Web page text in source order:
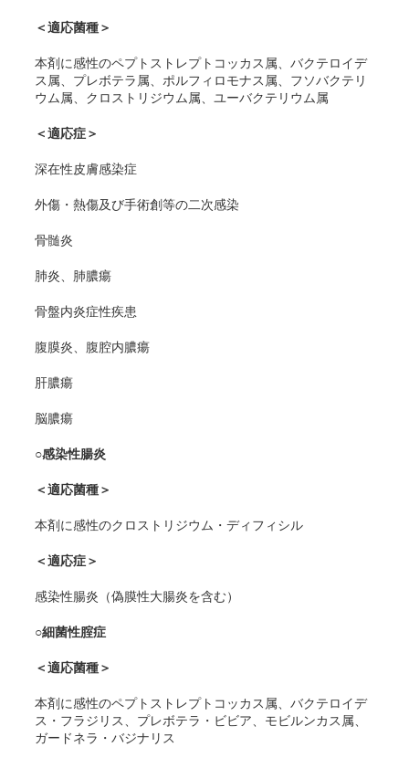
＜適応菌種＞
本剤に感性のペプトストレプトコッカス属、バクテロイデ
ス属、プレボテラ属、ポルフィロモナス属、フソバクテリ
ウム属、クロストリジウム属、ユーバクテリウム属
＜適応症＞
深在性皮膚感染症
外傷・熱傷及び手術創等の二次感染
骨髄炎
肺炎、肺膿瘍
骨盤内炎症性疾患
腹膜炎、腹腔内膿瘍
肝膿瘍
脳膿瘍
○感染性腸炎
＜適応菌種＞
本剤に感性のクロストリジウム・ディフィシル
＜適応症＞
感染性腸炎（偽膜性大腸炎を含む）
○細菌性腟症
＜適応菌種＞
本剤に感性のペプトストレプトコッカス属、バクテロイデ
ス・フラジリス、プレボテラ・ビビア、モビルンカス属、
ガードネラ・バジナリス